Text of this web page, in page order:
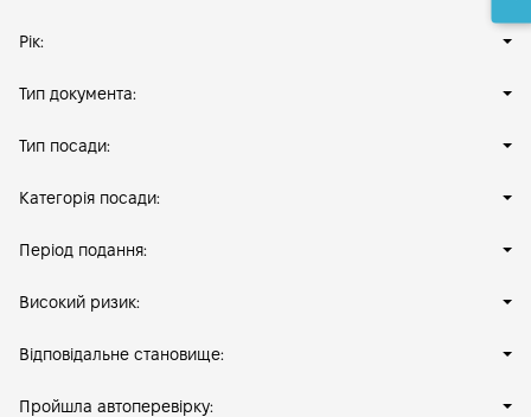
Рік:
Тип документа:
Тип посади:
Категорія посади:
Період подання:
Високий ризик:
Відповідальне становище:
Пройшла автоперевірку: